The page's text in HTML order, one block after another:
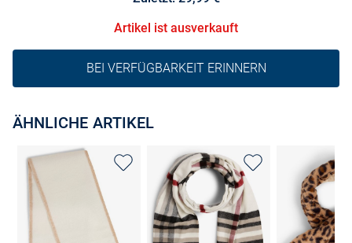
Artikel ist ausverkauft
BEI VERFÜGBARKEIT ERINNERN
ÄHNLICHE ARTIKEL